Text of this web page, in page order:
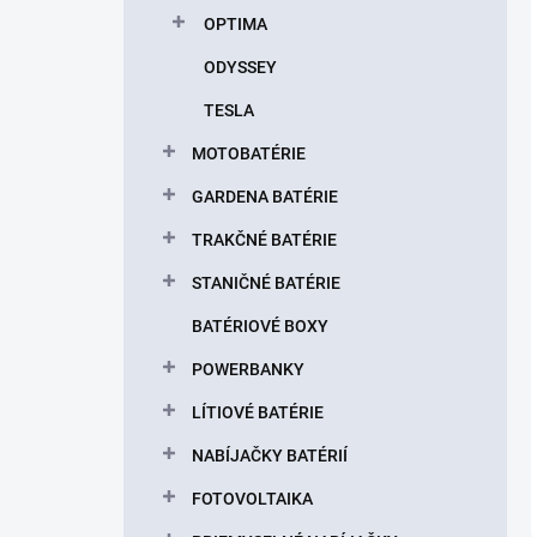
OPTIMA
ODYSSEY
TESLA
MOTOBATÉRIE
GARDENA BATÉRIE
TRAKČNÉ BATÉRIE
STANIČNÉ BATÉRIE
BATÉRIOVÉ BOXY
POWERBANKY
LÍTIOVÉ BATÉRIE
NABÍJAČKY BATÉRIÍ
FOTOVOLTAIKA